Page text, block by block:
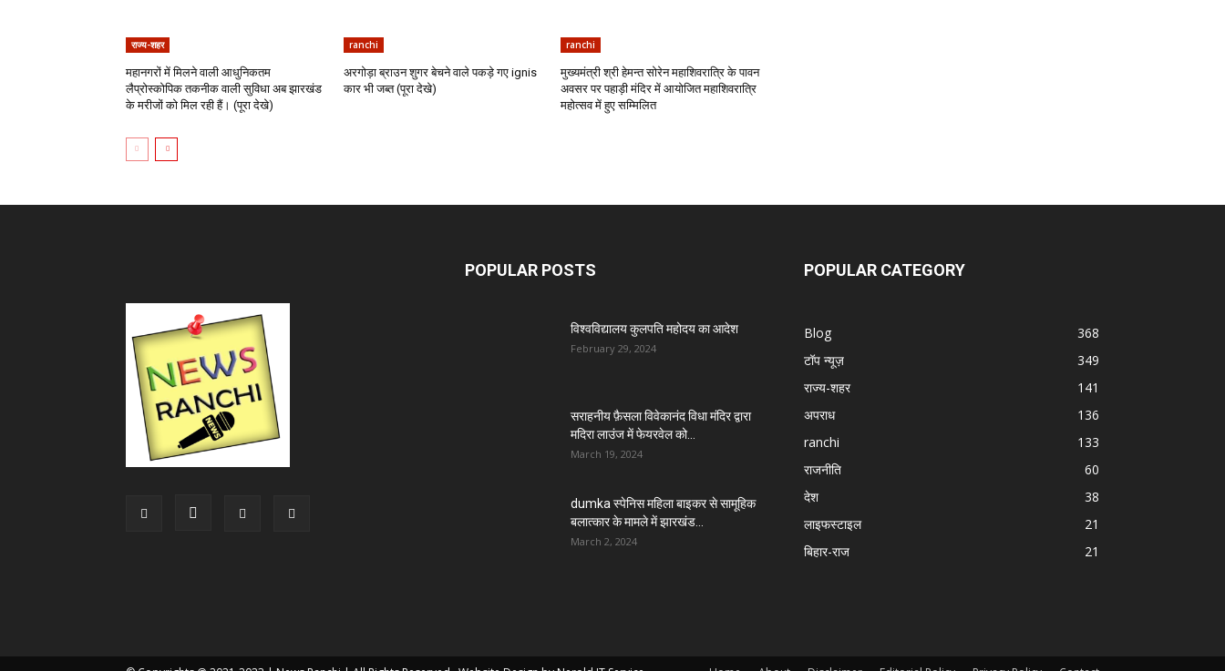
राज्य-शहर
महानगरों में मिलने वाली आधुनिकतम
लैप्रोस्कोपिक तकनीक वाली सुविधा अब झारखंड
के मरीजों को मिल रही हैं। (पूरा देखे)
ranchi
अरगोड़ा ब्राउन शुगर बेचने वाले पकड़े गए ignis
कार भी जब्त (पूरा देखे)
ranchi
मुख्यमंत्री श्री हेमन्त सोरेन महाशिवरात्रि के पावन
अवसर पर पहाड़ी मंदिर में आयोजित महाशिवरात्रि
महोत्सव में हुए सम्मिलित
POPULAR POSTS
विश्वविद्यालय कुलपति महोदय का आदेश
February 29, 2024
सराहनीय फ़ैसला विवेकानंद विधा मंदिर द्वारा
मदिरा लाउंज में फेयरवेल को...
March 19, 2024
dumka स्पेनिस महिला बाइकर से सामूहिक
बलात्कार के मामले में झारखंड...
March 2, 2024
POPULAR CATEGORY
Blog
368
टॉप न्यूज़
349
राज्य-शहर
141
अपराध
136
ranchi
133
राजनीति
60
देश
38
लाइफस्टाइल
21
बिहार-राज
21